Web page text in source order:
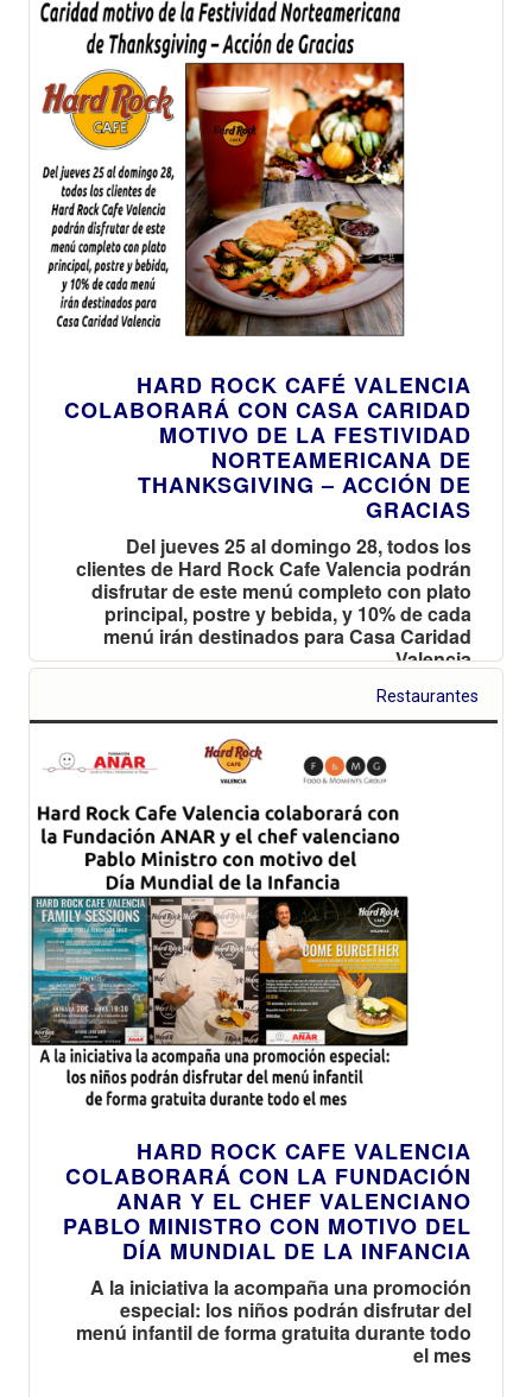
HARD ROCK CAFÉ VALENCIA
COLABORARÁ CON CASA CARIDAD
MOTIVO DE LA FESTIVIDAD
NORTEAMERICANA DE
THANKSGIVING – ACCIÓN DE
GRACIAS
Del jueves 25 al domingo 28, todos los
clientes de Hard Rock Cafe Valencia podrán
disfrutar de este menú completo con plato
principal, postre y bebida, y 10% de cada
menú irán destinados para Casa Caridad
Valencia
Restaurantes
HARD ROCK CAFE VALENCIA
COLABORARÁ CON LA FUNDACIÓN
ANAR Y EL CHEF VALENCIANO
PABLO MINISTRO CON MOTIVO DEL
DÍA MUNDIAL DE LA INFANCIA
A la iniciativa la acompaña una promoción
especial: los niños podrán disfrutar del
menú infantil de forma gratuita durante todo
el mes